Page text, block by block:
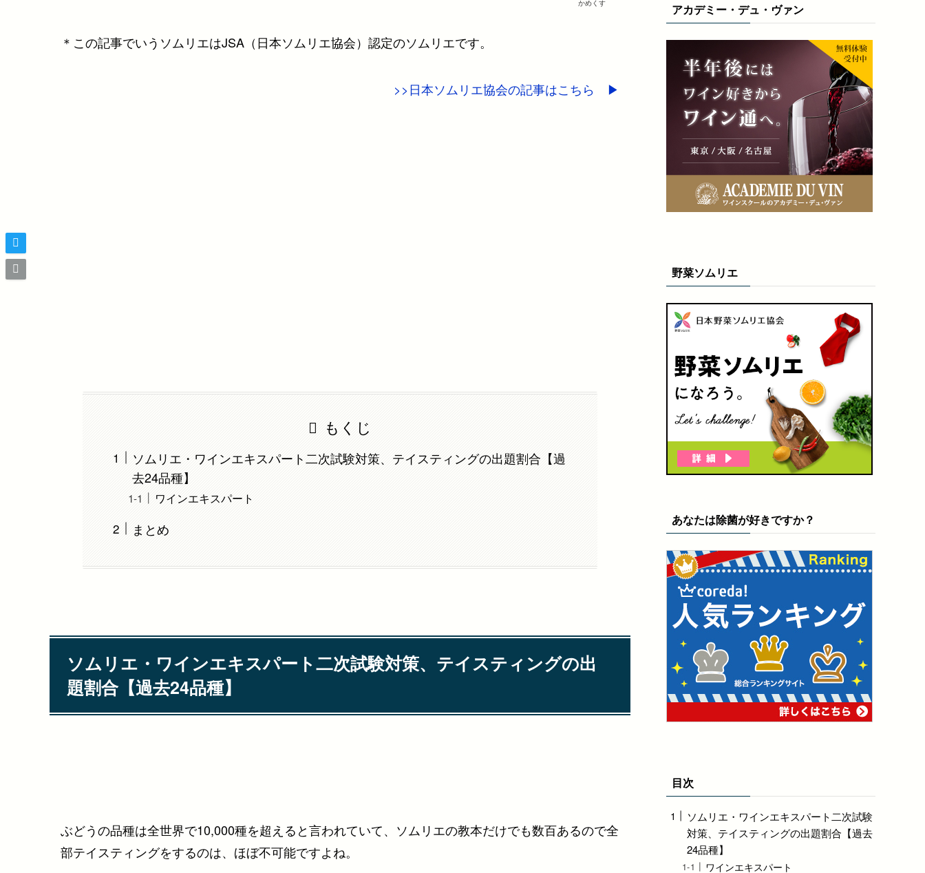
かめくす
＊この記事でいうソムリエはJSA（日本ソムリエ協会）認定のソムリエです。
>>日本ソムリエ協会の記事はこちら ▶︎
もくじ
ソムリエ・ワインエキスパート二次試験対策、テイスティングの出題割合【過
去24品種】
ワインエキスパート
まとめ
ソムリエ・ワインエキスパート二次試験対策、テイスティングの出
題割合【過去24品種】
ぶどうの品種は全世界で10,000種を超えると言われていて、ソムリエの教本だけでも数百あるので全
部テイスティングをするのは、ほぼ不可能ですよね。
アカデミー・デュ・ヴァン
野菜ソムリエ
あなたは除菌が好きですか？
目次
ソムリエ・ワインエキスパート二次試験
対策、テイスティングの出題割合【過去
24品種】
ワインエキスパート